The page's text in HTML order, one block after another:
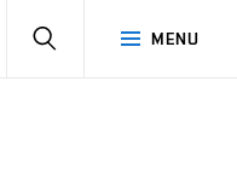
MENU